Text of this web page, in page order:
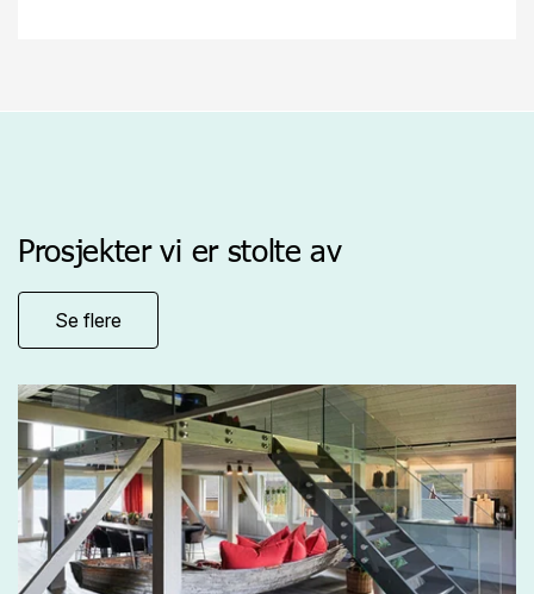
Prosjekter vi er stolte av
Se flere